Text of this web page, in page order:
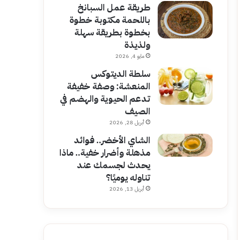
طريقة عمل السبانخ
باللحمة مكتوبة خطوة
بخطوة بطريقة سهلة
ولذيذة
مايو 4, 2026
سلطة الديتوكس
المنعشة: وصفة خفيفة
تدعم الحيوية والهضم في
الصيف
أبريل 28, 2026
الشاي الأخضر.. فوائد
مذهلة وأضرار خفية.. ماذا
يحدث لجسمك عند
تناوله يوميًا؟
أبريل 13, 2026